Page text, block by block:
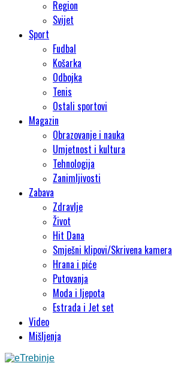
Region
Svijet
Sport
Fudbal
Košarka
Odbojka
Tenis
Ostali sportovi
Magazin
Obrazovanje i nauka
Umjetnost i kultura
Tehnologija
Zanimljivosti
Zabava
Zdravlje
Život
Hit Dana
Smješni klipovi/Skrivena kamera
Hrana i piće
Putovanja
Moda i ljepota
Estrada i Jet set
Video
Mišljenja